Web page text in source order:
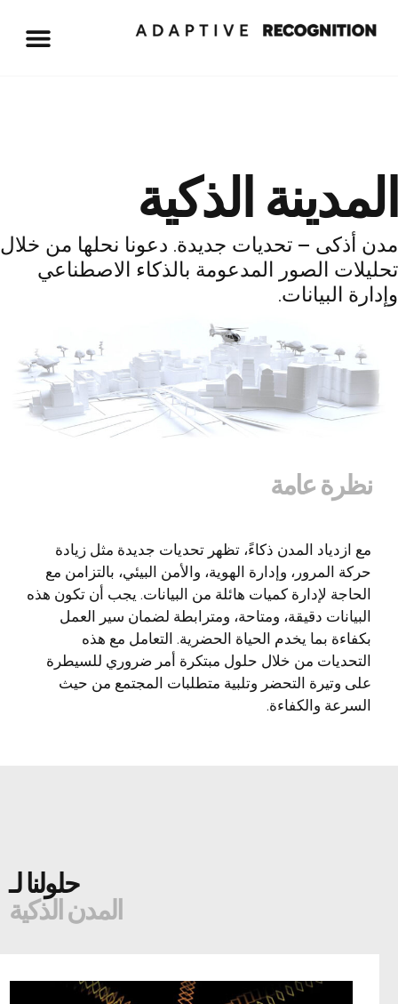
المدينة الذكية
مدن أذكى – تحديات جديدة. دعونا نحلها من خلال
تحليلات الصور المدعومة بالذكاء الاصطناعي
وإدارة البيانات.
نظرة عامة
مع ازدياد المدن ذكاءً، تظهر تحديات جديدة مثل زيادة
حركة المرور، وإدارة الهوية، والأمن البيئي، بالتزامن مع
الحاجة لإدارة كميات هائلة من البيانات. يجب أن تكون هذه
البيانات دقيقة، ومتاحة، ومترابطة لضمان سير العمل
بكفاءة بما يخدم الحياة الحضرية. التعامل مع هذه
التحديات من خلال حلول مبتكرة أمر ضروري للسيطرة
على وتيرة التحضر وتلبية متطلبات المجتمع من حيث
السرعة والكفاءة.
حلولنا لـ
المدن الذكية